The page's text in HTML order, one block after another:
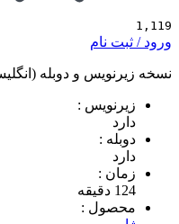
نام
و دوبله (انگلیسی و
:
: